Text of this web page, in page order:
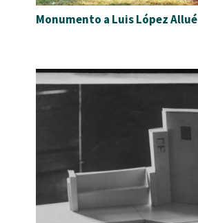
Monumento a Luis López Allué